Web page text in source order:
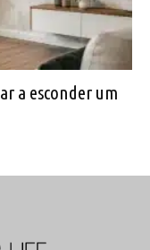
a esconder um